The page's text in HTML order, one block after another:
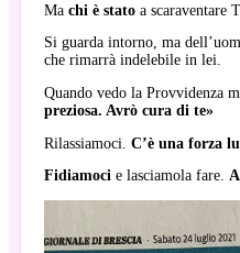
Ma chi è stato a scaraventare
Si guarda intorno, ma
che rimarrà indelebile in lei.
Quando vedo la Provvidenza
preziosa. Avrò cura di te»
Rilassiamoci. C’è una forza
Fidiamoci e lasciamola fare.